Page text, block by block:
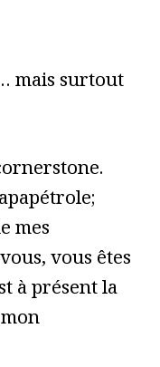
mais surtout
mes
vous êtes
à présent la